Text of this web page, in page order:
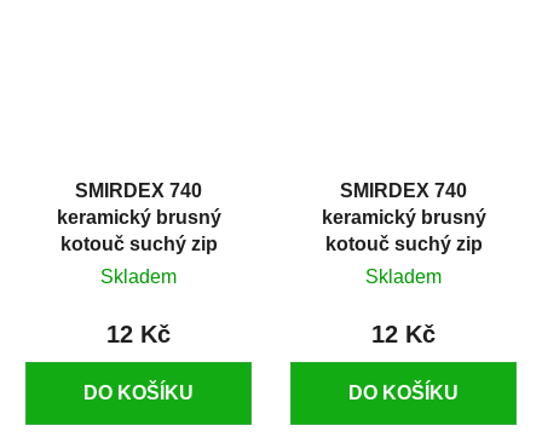
SMIRDEX 740
keramický brusný
kotouč suchý zip
D150mm 15D P150
Skladem
12 Kč
DO KOŠÍKU
SMIRDEX 740
keramický brusný
kotouč suchý zip
D150mm 15D P180
Skladem
12 Kč
DO KOŠÍKU